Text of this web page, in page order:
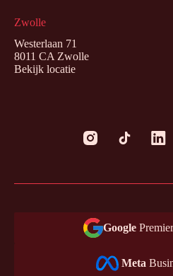
Zwolle
Westerlaan 71
8011 CA Zwolle
Bekijk locatie
Google
Meta